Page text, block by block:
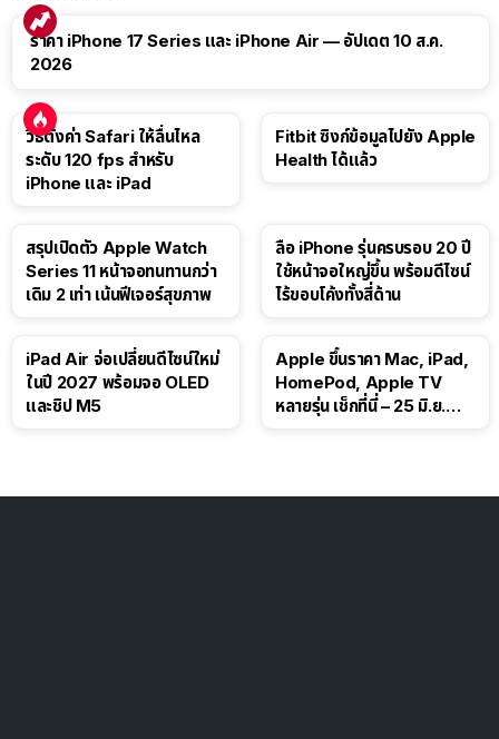
ราคา iPhone 17 Series และ iPhone Air — อัปเดต 10 ส.ค.
2026
วิธีตั้งค่า Safari ให้ลื่นไหล
ระดับ 120 fps สำหรับ
iPhone และ iPad
Fitbit ซิงก์ข้อมูลไปยัง Apple
Health ได้แล้ว
สรุปเปิดตัว Apple Watch
Series 11 หน้าจอทนทานกว่า
เดิม 2 เท่า เน้นฟีเจอร์สุขภาพ
ลือ iPhone รุ่นครบรอบ 20 ปี
ใช้หน้าจอใหญ่ขึ้น พร้อมดีไซน์
ไร้ขอบโค้งทั้งสี่ด้าน
iPad Air จ่อเปลี่ยนดีไซน์ใหม่
ในปี 2027 พร้อมจอ OLED
และชิป M5
Apple ขึ้นราคา Mac, iPad,
HomePod, Apple TV
หลายรุ่น เช็กที่นี่ – 25 มิ.ย.